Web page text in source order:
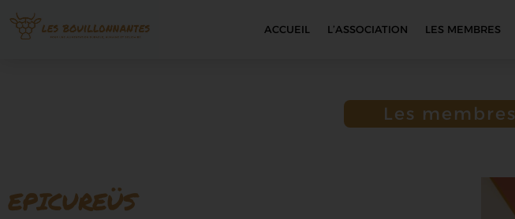
ACCUEIL L’ASSOCIATION LES MEMBRES
Les membres
EPICUREÜS